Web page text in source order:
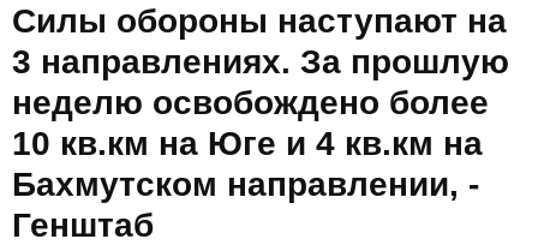
Силы обороны наступают на
3 направлениях. За прошлую
неделю освобождено более
10 кв.км на Юге и 4 кв.км на
Бахмутском направлении, -
Генштаб